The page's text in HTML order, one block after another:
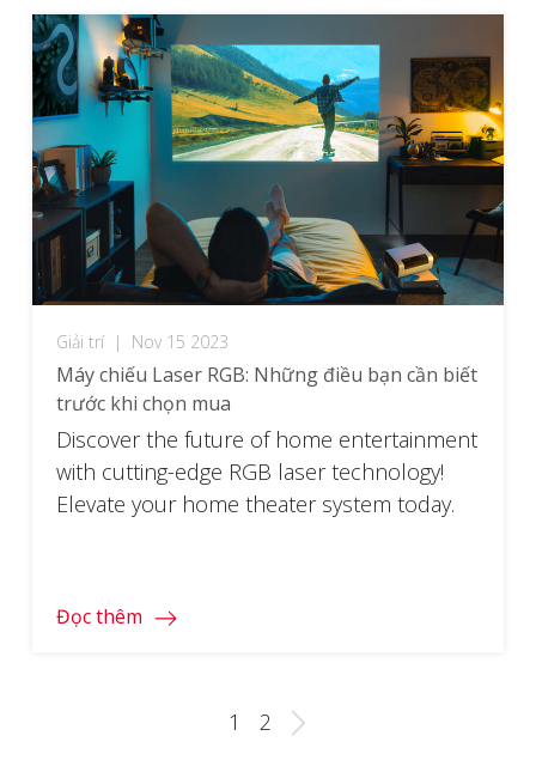
Giải trí | Nov 15 2023
Máy chiếu Laser RGB: Những điều bạn cần biết​
trước khi chọn mua
Discover the future of home entertainment
with cutting-edge RGB laser technology!
Elevate your home theater system today.
Đọc thêm
1 2